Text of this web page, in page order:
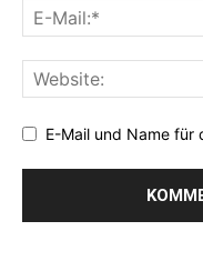
E-Mail und Name für